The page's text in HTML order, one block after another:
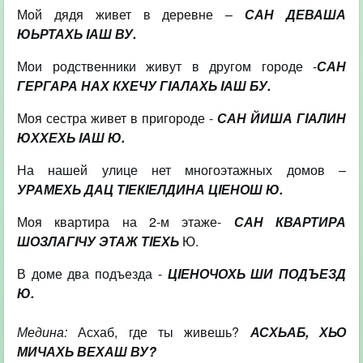
Мой дядя живет в деревне –САН ДЕВАША
ЮЬРТАХЬ IАШ ВУ.
Мои родственники живут в другом городе -САН
ГЕРГАРА НАХ КХЕЧУ ГIАЛАХЬ IАШ БУ.
Моя сестра живет в пригороде - САН ЙИША ГIАЛИН
ЮХХЕХЬ IАШ Ю.
На нашей улице нет многоэтажных домов –
УРАМЕХЬ ДАЦ ТIЕКIЕЛДИНА ЦIЕНОШ Ю.
Моя квартира на 2-м этаже- САН КВАРТИРА
ШОЗЛАГIЧУ ЭТАЖ ТIЕХЬ Ю.
В доме два подъезда - ЦIЕНОЧОХЬ ШИ ПОДЪЕЗД
Ю.
Медина:Асхаб, где ты живешь?АСХЬАБ, ХЬО
МИЧАХЬ ВЕХАШ ВУ?